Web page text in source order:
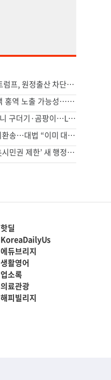
'출생시민권 금지' 막힌 트럼프, 원정출산 차단 행정명령 서명(종합)
유니버설스튜디오 방문객 홍역 노출 가능성…LA카운티 경고
항공기 식기 카트 열었더니 구더기·곰팡이…LAX 기내식 업체 논란
尹 특활비 공개 소송 파기환송…대법 “이미 대통령기록관 이관”
트럼프 ‘원정출산 자녀 美시민권 제한’ 새 행정명령 서명
핫딜
KoreaDailyUs
에듀브리지
생활영어
업소록
의료관광
해피빌리지